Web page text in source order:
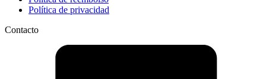
Política de privacidad
Contacto